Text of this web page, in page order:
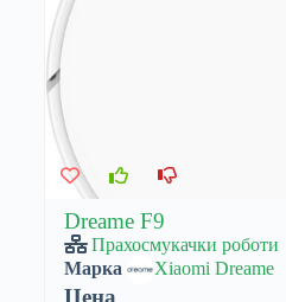
Dreame F9
Прахосмукачки роботи
Марка
Xiaomi Dreame